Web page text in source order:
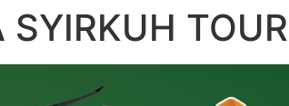
SYIRKUH TOUR